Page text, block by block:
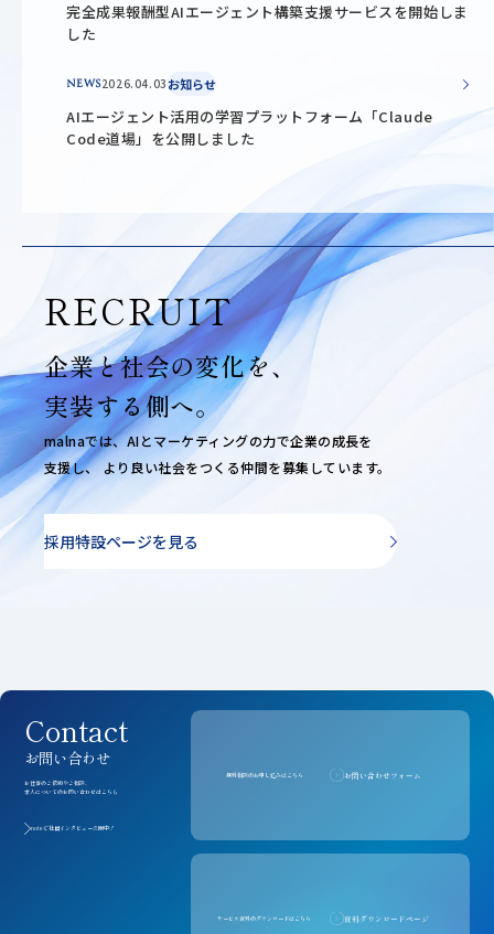
完全成果報酬型AIエージェント構築支援サービスを開始しま
した
NEWS2026.04.03お知らせ
AIエージェント活用の学習プラットフォーム「Claude
Code道場」を公開しました
RECRUIT
企業と社会の変化を、
実装する側へ。
malnaでは、AIとマーケティングの力で企業の成長を
支援し、より良い社会をつくる仲間を募集しています。
採用特設ページを見る
Contact
お問い合わせ
お仕事のご依頼やご相談、
求人についてのお問い合わせはこちら
noteで社員インタビュー公開中！
無料相談のお申し込みはこちら お問い合わせフォーム
サービス資料のダウンロードはこちら 資料ダウンロードページ